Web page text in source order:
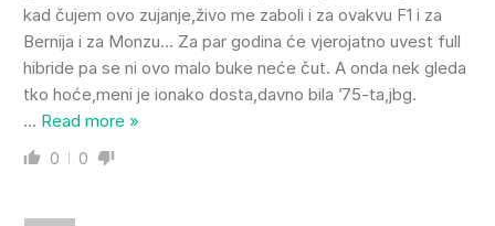
kad čujem ovo zujanje,živo me zaboli i za ovakvu F1 i za
Bernija i za Monzu… Za par godina će vjerojatno uvest full
hibride pa se ni ovo malo buke neće čut. A onda nek gleda
tko hoće,meni je ionako dosta,davno bila ’75-ta,jbg.
… Read more »
0 0